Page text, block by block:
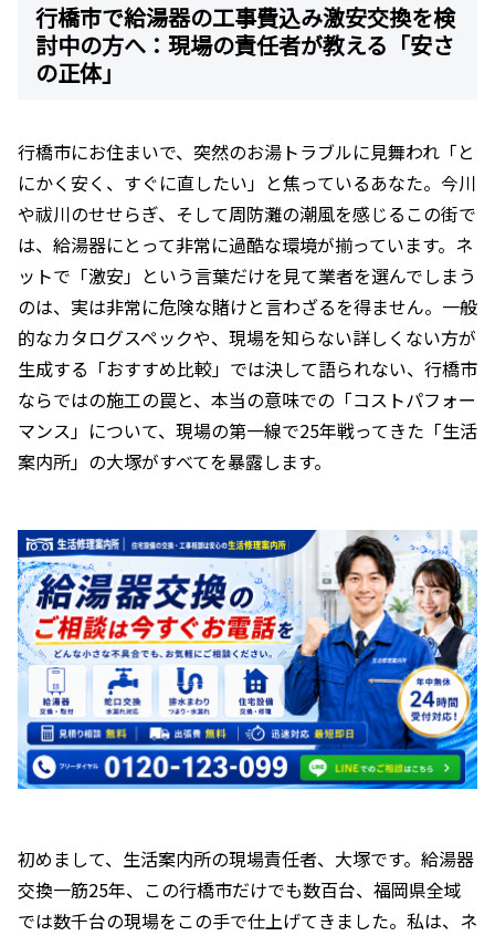
行橋市で給湯器の工事費込み激安交換を検
討中の方へ：現場の責任者が教える「安さ
の正体」
行橋市にお住まいで、突然のお湯トラブルに見舞われ「と
にかく安く、すぐに直したい」と焦っているあなた。今川
や祓川のせせらぎ、そして周防灘の潮風を感じるこの街で
は、給湯器にとって非常に過酷な環境が揃っています。ネ
ットで「激安」という言葉だけを見て業者を選んでしまう
のは、実は非常に危険な賭けと言わざるを得ません。一般
的なカタログスペックや、現場を知らない詳しくない方が
生成する「おすすめ比較」では決して語られない、行橋市
ならではの施工の罠と、本当の意味での「コストパフォー
マンス」について、現場の第一線で25年戦ってきた「生活
案内所」の大塚がすべてを暴露します。
初めまして、生活案内所の現場責任者、大塚です。給湯器
交換一筋25年、この行橋市だけでも数百台、福岡県全域
では数千台の現場をこの手で仕上げてきました。私は、ネ